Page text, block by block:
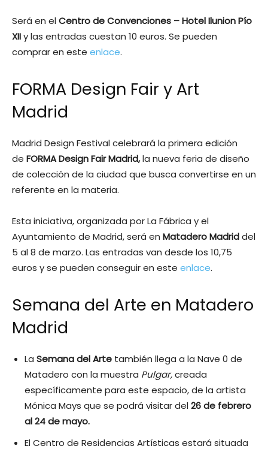
Será en elCentro de Convenciones – Hotel Ilunion Pío
XIIy las entradas cuestan 10 euros. Se pueden
comprar en este enlace.
FORMA Design Fair y Art
Madrid
Madrid Design Festival celebrará la primera edición
de FORMA Design Fair Madrid,la nueva feria de diseño
de colección de la ciudad que busca convertirse en un
referente en la materia.
Esta iniciativa, organizada por La Fábrica y el
Ayuntamiento de Madrid, será en Matadero Madriddel
5 al 8 de marzo. Las entradas van desde los 10,75
euros y se pueden conseguir en este enlace.
Semana del Arte en Matadero
Madrid
La Semana del Arte también llega a la Nave 0 de
Matadero con la muestra Pulgar,creada
específicamente para este espacio, de la artista
Mónica Mays que se podrá visitar del26 de febrero
al 24 de mayo.
El Centro de Residencias Artísticas estará situada